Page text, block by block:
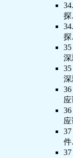
探
探
深
深
件